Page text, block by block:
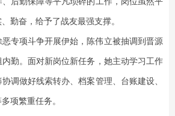
勤奋，给予了战友最强支撑。
专项斗争开展伊始，陈伟立被抽调到晋源
勤。面对新岗位新任务，她主动学习工作
调做好线索转办、档案管理、台账建设、
项繁重任务。